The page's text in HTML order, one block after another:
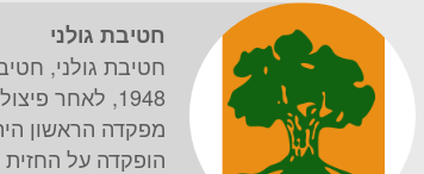
חטיבת גולני
1948, לאחר
מפקדה הראשון
הופקדה על החזית